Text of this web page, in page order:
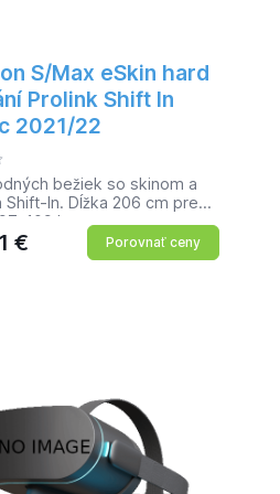
S/Max eSkin hard
Prolink Shift In
2021/22
bežiek so skinom a
Shift-In. Dĺžka 206 cm pre
109 kg.
€ Porovnať ceny